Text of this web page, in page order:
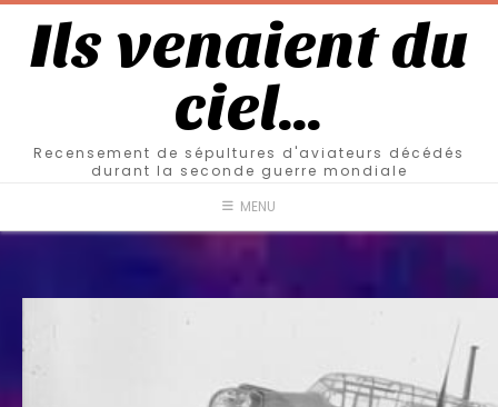
Ils venaient du
ciel…
Recensement de sépultures d'aviateurs décédés
durant la seconde guerre mondiale
MENU